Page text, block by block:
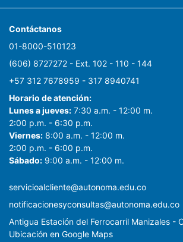
Contáctanos
01-8000-510123
(606) 8727272 - Ext. 102 - 110 - 144
+57 312 7678959 - 317 8940741
Horario de atención:
Lunes a jueves: 7:30 a.m. - 12:00 m.
2:00 p.m. - 6:30 p.m.
Viernes: 8:00 a.m. - 12:00 m.
2:00 p.m. - 6:00 p.m.
Sábado: 9:00 a.m. - 12:00 m.
servicioalcliente@autonoma.edu.co
notificacionesyconsultas@autonoma.edu.co
Antigua Estación del Ferrocarril Manizales -
Ubicación en Google Maps